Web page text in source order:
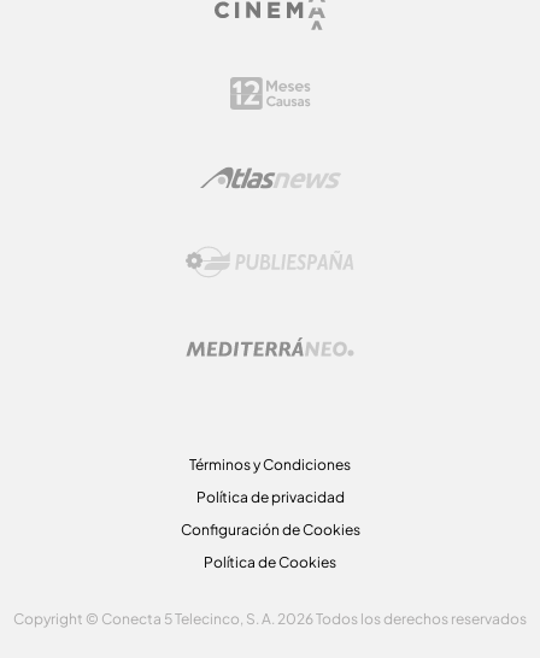
Términos y Condiciones
Política de privacidad
Configuración de Cookies
Política de Cookies
Copyright © Conecta 5 Telecinco, S. A. 2026 Todos los derechos reservados